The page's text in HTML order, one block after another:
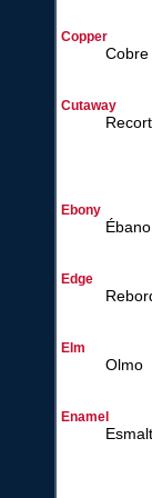
Copper
Cobre
Cutaway
Ebony
Ébano
Edge
Elm
Olmo
Enamel